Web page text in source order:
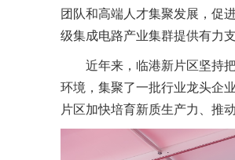
团队和高端人才集聚发展，促
级集成电路产业集群提供有力支
近年来，临港新片区坚持
环境，集聚了一批行业龙头企
片区加快培育新质生产力、推